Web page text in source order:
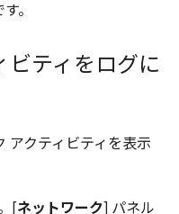
。
ビティをログに
アクティビティを表示
[ネットワーク] パネル